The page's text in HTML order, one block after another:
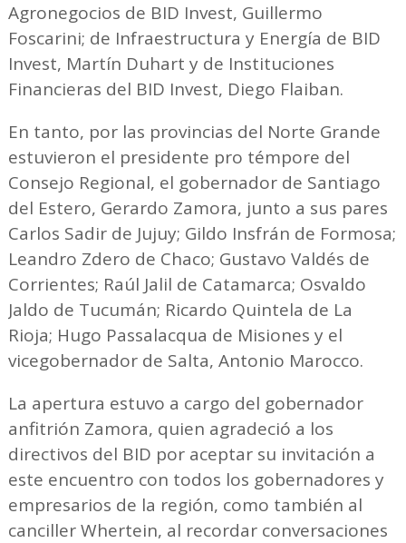
Agronegocios de BID Invest, Guillermo
Foscarini; de Infraestructura y Energía de BID
Invest, Martín Duhart y de Instituciones
Financieras del BID Invest, Diego Flaiban.
En tanto, por las provincias del Norte Grande
estuvieron el presidente pro témpore del
Consejo Regional, el gobernador de Santiago
del Estero, Gerardo Zamora, junto a sus pares
Carlos Sadir de Jujuy; Gildo Insfrán de Formosa;
Leandro Zdero de Chaco; Gustavo Valdés de
Corrientes; Raúl Jalil de Catamarca; Osvaldo
Jaldo de Tucumán; Ricardo Quintela de La
Rioja; Hugo Passalacqua de Misiones y el
vicegobernador de Salta, Antonio Marocco.
La apertura estuvo a cargo del gobernador
anfitrión Zamora, quien agradeció a los
directivos del BID por aceptar su invitación a
este encuentro con todos los gobernadores y
empresarios de la región, como también al
canciller Whertein, al recordar conversaciones